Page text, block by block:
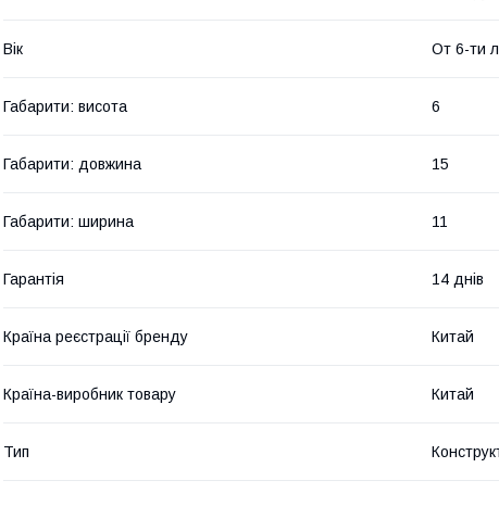
Вік От 6-ти
Габарити: висота 6
Габарити: довжина 15
Габарити: ширина 11
Гарантія 14 днів
Країна реєстрації бренду Китай
Країна-виробник товару Китай
Тип